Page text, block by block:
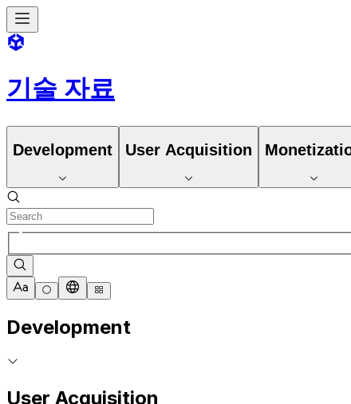
기술 자료
Development User Acquisition
Development
User Acquisition